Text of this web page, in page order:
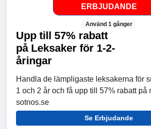
ERBJUDANDE
Använd 1 gånger
Upp till 57% rabatt
på Leksaker för 1-2-
åringar
Handla de lämpligaste leksakerna för
1 och 2 år och få upp till 57% rabatt på
sotnos.se
Se Erbjudande